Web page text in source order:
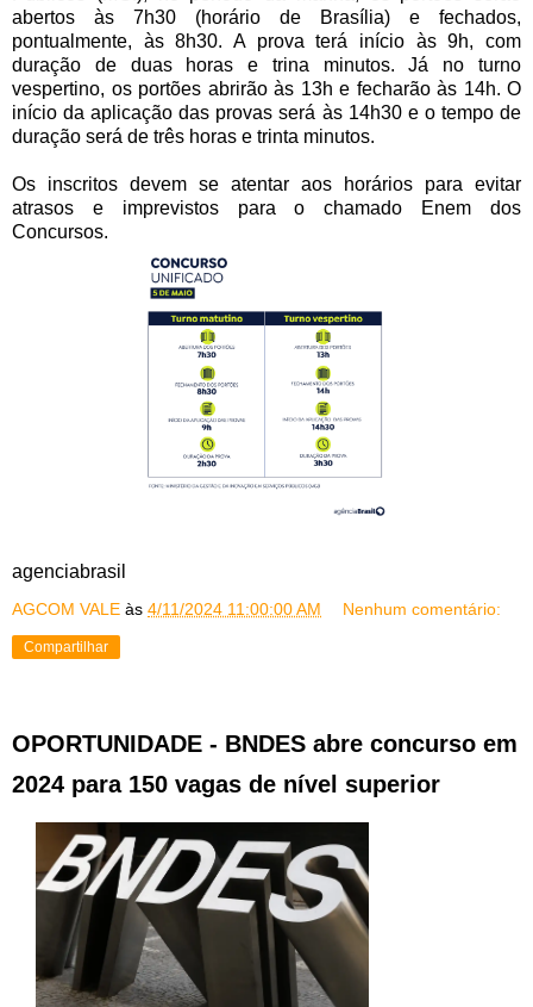
abertos às 7h30 (horário de Brasília) e fechados,
pontualmente, às 8h30. A prova terá início às 9h, com
duração de duas horas e trina minutos. Já no turno
vespertino, os portões abrirão às 13h e fecharão às 14h. O
início da aplicação das provas será às 14h30 e o tempo de
duração será de três horas e trinta minutos.
Os inscritos devem se atentar aos horários para evitar
atrasos e imprevistos para o chamado Enem dos
Concursos.
agenciabrasil
AGCOM VALE às 4/11/2024 11:00:00 AM Nenhum comentário:
Compartilhar
OPORTUNIDADE - BNDES abre concurso em
2024 para 150 vagas de nível superior